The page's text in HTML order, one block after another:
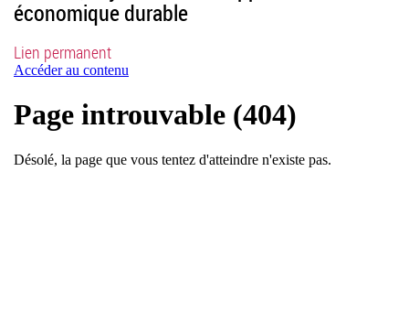
économique durable
Lien permanent